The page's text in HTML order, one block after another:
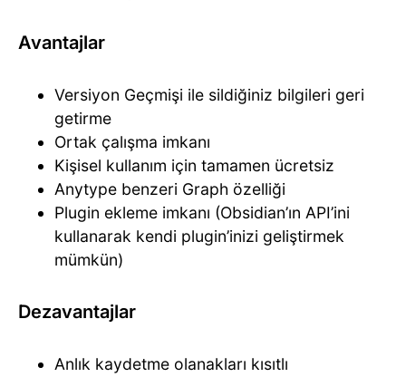
Avantajlar
Versiyon Geçmişi ile sildiğiniz bilgileri geri
getirme
Ortak çalışma imkanı
Kişisel kullanım için tamamen ücretsiz
Anytype benzeri Graph özelliği
Plugin ekleme imkanı (Obsidian’ın API’ini
kullanarak kendi plugin’inizi geliştirmek
mümkün)
Dezavantajlar
Anlık kaydetme olanakları kısıtlı